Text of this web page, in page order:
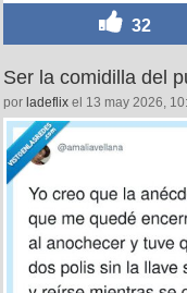
32
Ser la comidilla del
por ladeflix el 13 may 2026,